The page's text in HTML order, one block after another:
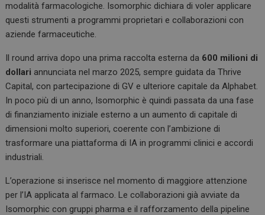
modalità farmacologiche. Isomorphic dichiara di voler applicare
questi strumenti a programmi proprietari e collaborazioni con
aziende farmaceutiche.
Il round arriva dopo una prima raccolta esterna da 600 milioni di
dollari annunciata nel marzo 2025, sempre guidata da Thrive
Capital, con partecipazione di GV e ulteriore capitale da Alphabet.
In poco più di un anno, Isomorphic è quindi passata da una fase
di finanziamento iniziale esterno a un aumento di capitale di
dimensioni molto superiori, coerente con l’ambizione di
trasformare una piattaforma di IA in programmi clinici e accordi
industriali.
L’operazione si inserisce nel momento di maggiore attenzione
per l’IA applicata al farmaco. Le collaborazioni già avviate da
Isomorphic con gruppi pharma e il rafforzamento della pipeline